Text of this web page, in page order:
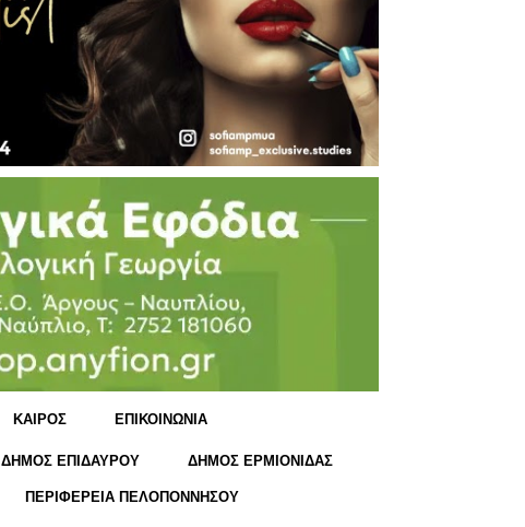
KΑΙΡΟΣ ΕΠΙΚΟΙΝΩΝΙΑ
ΔΗΜΟΣ ΕΠΙΔΑΥΡΟΥ ΔΗΜΟΣ ΕΡΜΙΟΝΙΔΑΣ
ΠΕΡΙΦΕΡΕΙΑ ΠΕΛΟΠΟΝΝΗΣΟΥ